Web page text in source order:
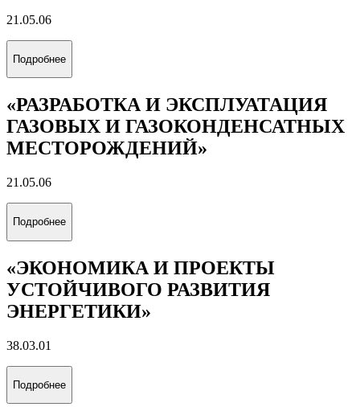
21.05.06
Подробнее
«РАЗРАБОТКА И ЭКСПЛУАТАЦИЯ
ГАЗОВЫХ И ГАЗОКОНДЕНСАТНЫХ
МЕСТОРОЖДЕНИЙ»
21.05.06
Подробнее
«ЭКОНОМИКА И ПРОЕКТЫ
УСТОЙЧИВОГО РАЗВИТИЯ
ЭНЕРГЕТИКИ»
38.03.01
Подробнее